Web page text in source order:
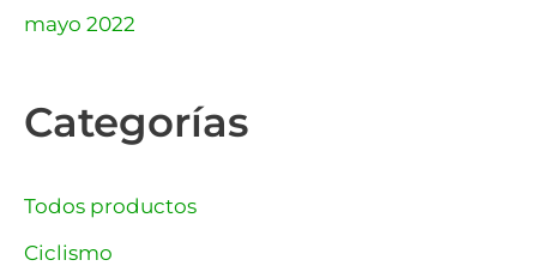
mayo 2022
Categorías
Todos productos
Ciclismo